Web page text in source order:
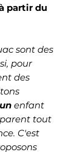
partir du
sont des
pour
des
un enfant
parent tout
C'est